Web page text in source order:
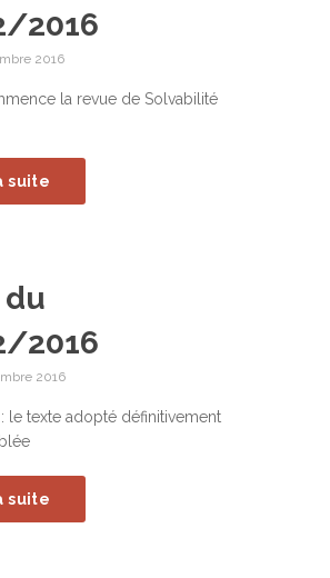
2016
2016
la revue de Solvabilité
suite
du
2016
2016
: le texte adopté définitivement
suite